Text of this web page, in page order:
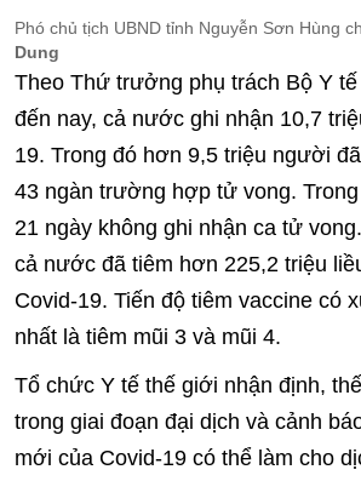
Phó chủ tịch UBND tỉnh Nguyễn Sơn Hùng
Dung
Theo Thứ trưởng phụ trách Bộ Y
đến nay, cả nước ghi nhận 10,7
19. Trong đó hơn 9,5 triệu người
43 ngàn trường hợp tử vong.
21 ngày không ghi nhận ca tử
cả nước đã tiêm hơn 225,2 triệu
Covid-19. Tiến độ tiêm vaccine có
nhất là tiêm mũi 3 và mũi 4.
Tổ chức Y tế thế giới nhận định,
trong giai đoạn đại dịch và cảnh
mới của Covid-19 có thể làm cho